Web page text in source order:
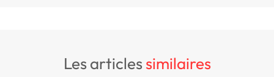
les articlessimilaires